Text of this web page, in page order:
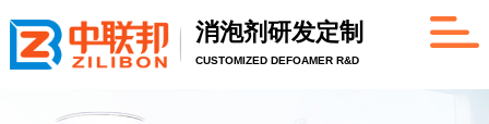
消泡剂研发定制
CUSTOMIZED DEFOAMER R&D